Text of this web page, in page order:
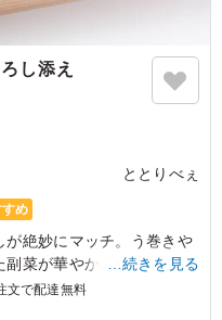
、最後まで飽きずに楽
ンスが良く、見た目の
もしっかりあり、ロケ弁
の実力を実感できる内容
それに見合う満足度があ
弁当としてもおすすめ
感じました。
し添え
ととりべぇ
め
が絶妙にマッチ。う巻きや
副菜が華やかさを演出し、
のお弁当は、接待や会食
めた一品をお楽しみくだ
…続きを見る
文で配達無料